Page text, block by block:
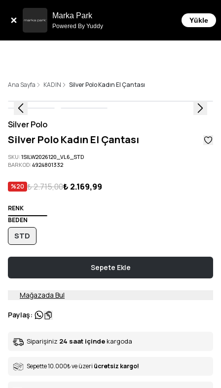
Marka Park
Powered By Yuddy
Yükle
Ana Sayfa KADIN Silver Polo Kadın El Çantası
Silver Polo
Silver Polo Kadın El Çantası
SKU:1SILW2026120_VL6_STD
BARKOD:4924801332
%20 ₺ 2.715,00₺ 2.169,99
RENK
BEDEN
STD
Sepete Ekle
Mağazada Bul
Paylaş:
Siparişiniz 24 saat içinde kargoda
Sepette 10.000₺ve üzeri ücretsiz kargo!